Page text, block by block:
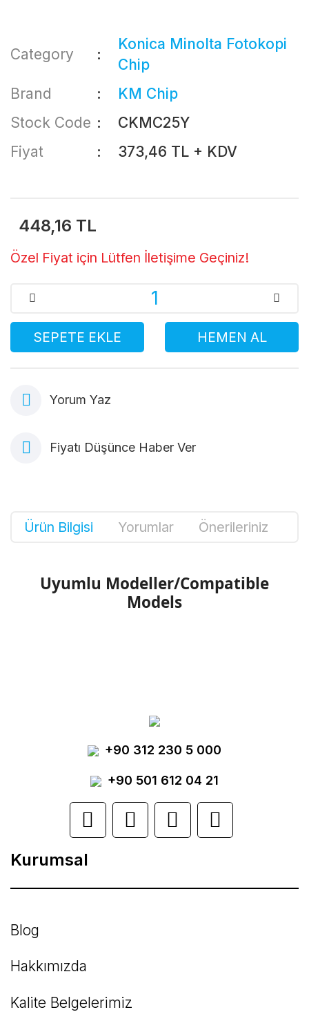
Category
Konica Minolta Fotokopi
Chip
Brand
KM Chip
Stock Code
CKMC25Y
Fiyat
373,46 TL + KDV
448,16 TL
Özel Fiyat için Lütfen İletişime Geçiniz!
SEPETE EKLE HEMEN AL
Yorum Yaz
Fiyatı Düşünce Haber Ver
Ürün Bilgisi Yorumlar Önerileriniz
Uyumlu Modeller/Compatible
Models
Yorum Yaz
Ürün resmi kalitesiz, bozuk veya
görüntülenemiyor.
Ürün açıklamasında eksik bilgiler bulunuyor.
Ürün bilgilerinde hatalar bulunuyor.
Ürün fiyatı diğer sitelerden daha pahalı.
Bu ürüne benzer farklı alternatifler olmalı.
+90 312 230 5 000
+90 501 612 04 21
Kurumsal
Blog
Hakkımızda
Kalite Belgelerimiz